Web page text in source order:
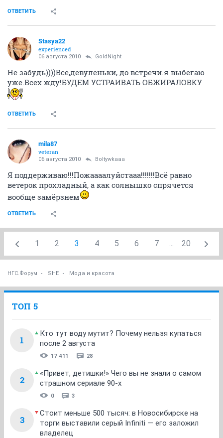
ОТВЕТИТЬ
Stasya22
experienced
06 августа 2010 GoldNight
Не забудь))))Все,девуленьки, до встречи.я выбегаю
уже.Всех жду!БУДЕМ УСТРАИВАТЬ ОБЖИРАЛОВКУ
ОТВЕТИТЬ
mila87
veteran
06 августа 2010 Boltywkaaa
Я поддерживаю!!!Пожаааалуйстааа!!!!!!!Всё равно
ветерок прохладный, а как солнышко спрячется
вообще замёрзнем
ОТВЕТИТЬ
1 2 3 4 5 6 7 ... 20
НГС.Форум SHE Мода и красота
ТОП 5
1
Кто тут воду мутит? Почему нельзя купаться
после 2 августа
17 411 28
2
«Привет, детишки!» Чего вы не знали о самом
страшном сериале 90-х
0 3
3
Стоит меньше 500 тысяч: в Новосибирске на
торги выставили серый Infiniti — его заложил
владелец